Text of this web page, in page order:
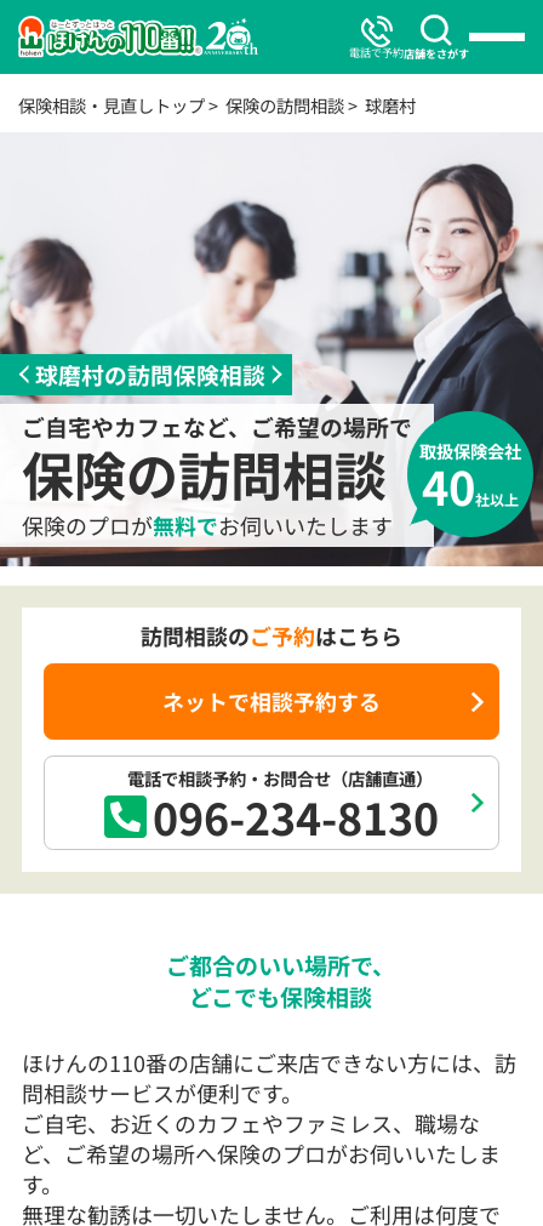
電話で予約店舗をさがす
保険相談・見直しトップ 保険の訪問相談 球磨村
球磨村の訪問保険相談
ご自宅やカフェなど、ご希望の場所で
保険の訪問相談
保険のプロが無料でお伺いいたします
取扱保険会社
40社以上
電話で相談予約 ・お問合せ （店舗直通）
096-234-8130
訪問相談のご予約はこちら
ネットで相談予約する
ご都合のいい場所で、
どこでも保険相談
ほけんの110番の店舗にご来店できない方には、訪
問相談サービスが便利です。
ご自宅、お近くのカフェやファミレス、職場な
ど、ご希望の場所へ保険のプロがお伺いいたしま
す。
無理な勧誘は一切いたしません。ご利用は何度で